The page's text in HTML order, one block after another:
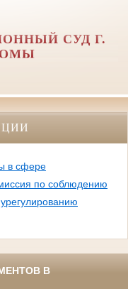
СУД Г.
в сфере
по соблюдению
В